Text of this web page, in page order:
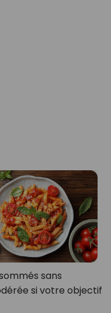
sans
si votre objectif